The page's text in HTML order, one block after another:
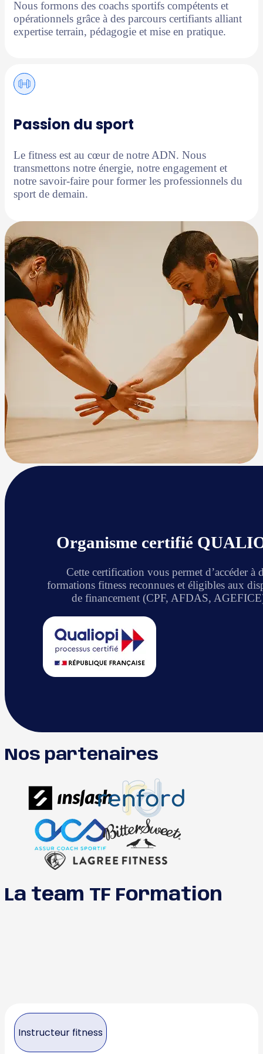
Nous formons des coachs sportifs compétents et
opérationnels grâce à des parcours certifiants alliant
expertise terrain, pédagogie et mise en pratique.
Passion du sport
Le fitness est au cœur de notre ADN. Nous
transmettons notre énergie, notre engagement et
notre savoir-faire pour former les professionnels du
sport de demain.
Organisme certifié
Cette certification vous permet d’accéder à
formations fitness reconnues et éligibles aux
de financement (CPF, AFDAS,
Nos partenaires
La team TF Formation
Instructeur fitness